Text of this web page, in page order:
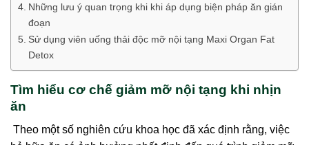
Những lưu ý quan trọng khi khi áp dụng biện pháp ăn gián
đoạn
Sử dụng viên uống thải độc mỡ nội tạng Maxi Organ Fat
Detox
Tìm hiểu cơ chế giảm mỡ nội tạng khi nhịn
ăn
Theo một số nghiên cứu khoa học đã xác định rằng, việc